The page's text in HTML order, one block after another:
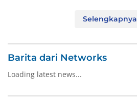
Selengkapnya
Barita dari Networks
Loading latest news...